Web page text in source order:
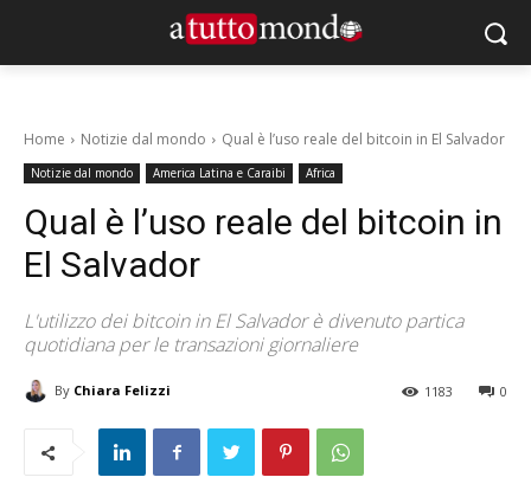
Home Notizie dal mondo Qual è l’uso reale del bitcoin in El Salvador
Notizie dal mondo America Latina e Caraibi Africa
Qual è l’uso reale del bitcoin in
El Salvador
L'utilizzo dei bitcoin in El Salvador è divenuto partica
quotidiana per le transazioni giornaliere
By Chiara Felizzi 0
1183